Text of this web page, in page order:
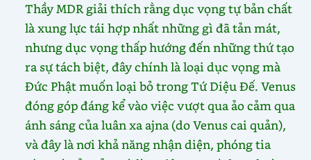
Thầy MDR giải thích rằng dục vọng tự bản chất
là xung lực tái hợp nhất những gì đã tản mát,
nhưng dục vọng thấp hướng đến những thứ tạo
ra sự tách biệt, đây chính là loại dục vọng mà
Đức Phật muốn loại bỏ trong Tứ Diệu Đế. Venus
đóng góp đáng kể vào việc vượt qua ảo cảm qua
ánh sáng của luân xa ajna (do Venus cai quản),
và đây là nơi khả năng nhận diện, phóng tia